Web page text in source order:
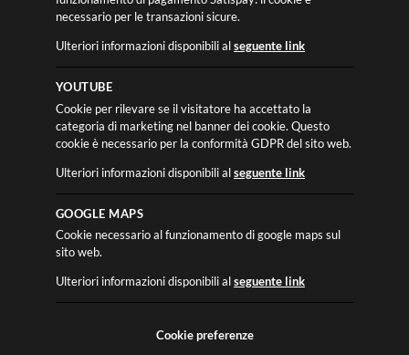
necessario per le transazioni sicure.
Ulteriori informazioni disponibili alseguente link
YOUTUBE
Cookie per rilevare se il visitatore ha accettato la
categoria di marketing nel banner dei cookie. Questo
cookie è necessario per la conformità GDPR del sito web.
Ulteriori informazioni disponibili alseguente link
GOOGLE MAPS
Cookie necessario al funzionamento di google maps sul
sito web.
Ulteriori informazioni disponibili alseguente link
Cookie preferenze